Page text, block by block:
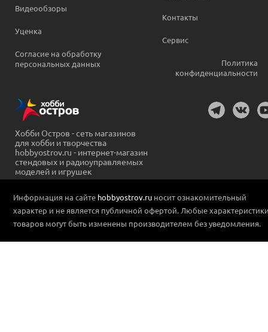
Видеообзоры
Уценка
Согласие на обработку
персональных данных
Контакты
Сервис
Политика
конфиденциальности
Хобби Остров - сеть магазинов
для хобби и творчества
hobbyostrov.ru - интернет-магазин
стендовых и радиоуправляемых
моделей и игрушек
Информация на сайте hobbyostrov.ru носит ознакомительный
характер и не является публичной офертой. Любые
товаров могут быть изменены производителем без уведомления.